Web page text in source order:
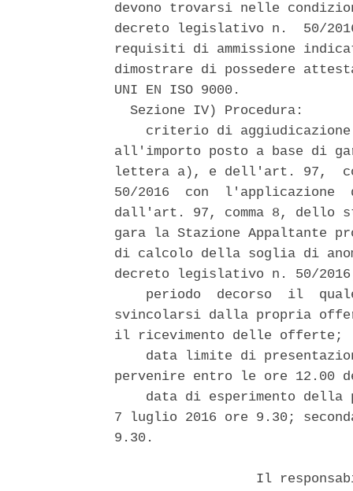
devono trovarsi nelle
decreto legislativo n.  50/
requisiti di ammissione
dimostrare di possedere
UNI EN ISO 9000.
  Sezione IV) Procedura:
criterio di
all'importo posto a base di
lettera a), e dell'art. 97,
50/2016  con  l'applicazione
dall'art. 97, comma 8, dello
gara la Stazione Appaltante
di calcolo della soglia di
decreto legislativo n. 50/
periodo  decorso  il
svincolarsi dalla propria
il ricevimento delle offerte;
data limite di
pervenire entro le ore 12.00
data di esperimento della
7 luglio 2016 ore 9.30;
9.30.
Il